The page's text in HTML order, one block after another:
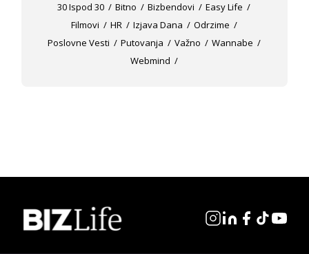
30 Ispod 30 Bitno Bizbendovi
Easy Life
Filmovi
HR Izjava Dana
Odrzime
Poslovne Vesti
Putovanja Važno
Wannabe
Webmind